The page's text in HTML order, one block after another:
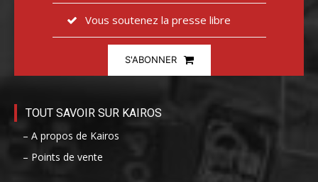
Vous soutenez la presse libre
S'ABONNER
TOUT SAVOIR SUR KAIROS
– A propos de Kairos
– Points de vente